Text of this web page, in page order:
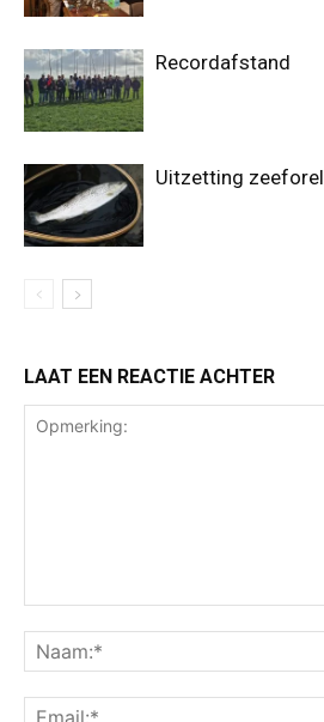
Recordafstand
Uitzetting zeeforel
LAAT EEN REACTIE ACHTER